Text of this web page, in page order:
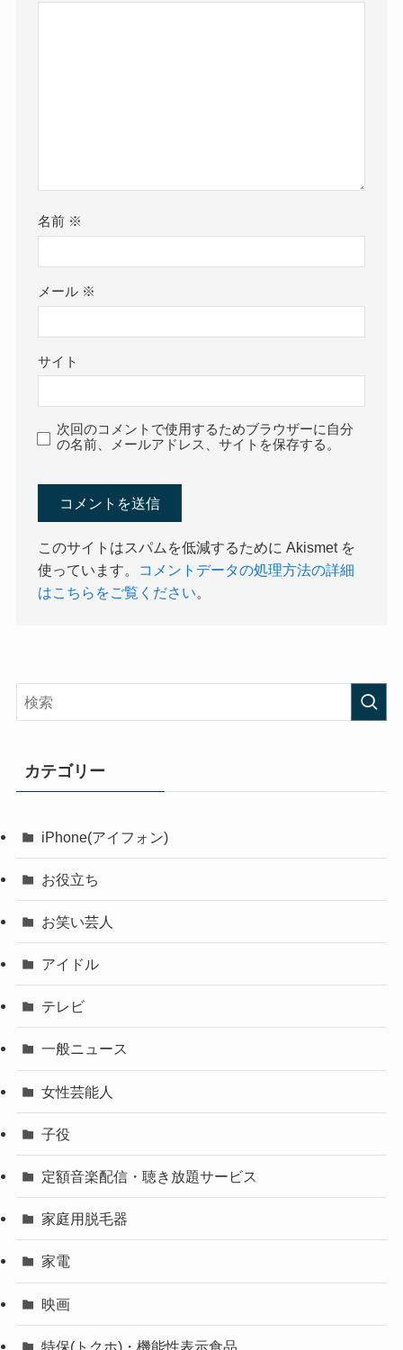
名前 ※
メール ※
サイト
次回のコメントで使用するためブラウザーに自分
の名前、メールアドレス、サイトを保存する。
このサイトはスパムを低減するために Akismet を
使っています。
コメントデータの処理方法の詳細
はこちらをご覧ください。
カテゴリー
iPhone(アイフォン)
お役立ち
お笑い芸人
アイドル
テレビ
一般ニュース
女性芸能人
子役
定額音楽配信・聴き放題サービス
家庭用脱毛器
家電
映画
特保(トクホ)・機能性表示食品